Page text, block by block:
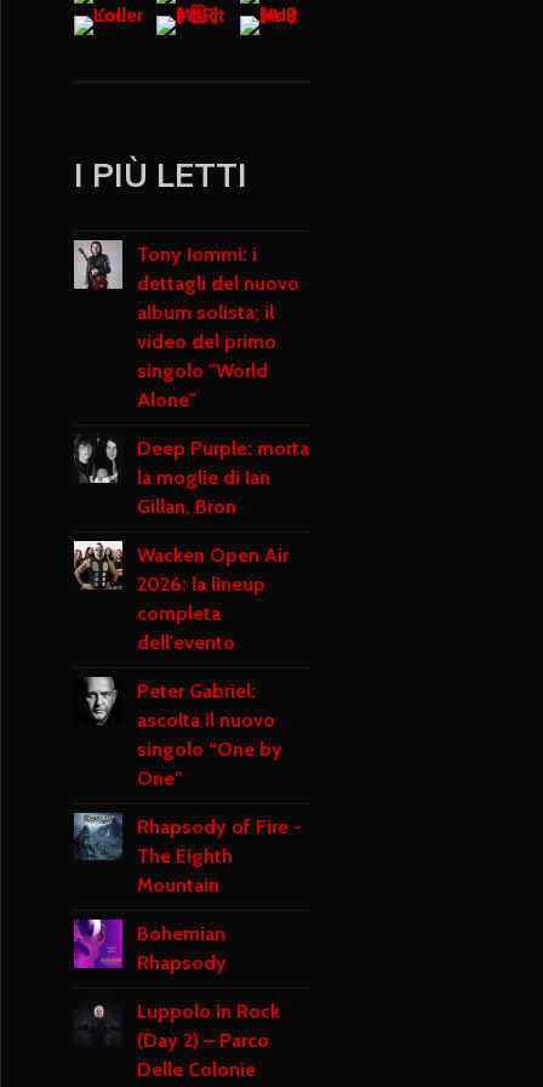
I PIÙ LETTI
Tony Iommi: i
dettagli del nuovo
album solista; il
video del primo
singolo "World
Alone"
Deep Purple: morta
la moglie di Ian
Gillan, Bron
Wacken Open Air
2026: la lineup
completa
dell'evento
Peter Gabriel:
ascolta il nuovo
singolo “One by
One”
Rhapsody of Fire -
The Eighth
Mountain
Bohemian
Rhapsody
Luppolo in Rock
(Day 2) – Parco
Delle Colonie